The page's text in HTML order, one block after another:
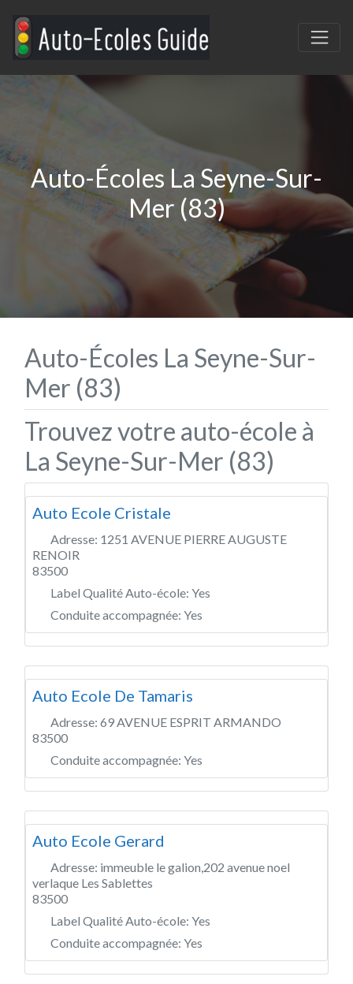
Auto-Écoles La Seyne-Sur-
Mer (83)
Auto-Écoles La Seyne-Sur-
Mer (83)
Trouvez votre auto-école à
La Seyne-Sur-Mer (83)
Auto Ecole Cristale
Adresse: 1251 AVENUE PIERRE AUGUSTE
RENOIR
83500
Label Qualité Auto-école: Yes
Conduite accompagnée: Yes
Auto Ecole De Tamaris
Adresse: 69 AVENUE ESPRIT ARMANDO
83500
Conduite accompagnée: Yes
Auto Ecole Gerard
Adresse: immeuble le galion,202 avenue noel
verlaque Les Sablettes
83500
Label Qualité Auto-école: Yes
Conduite accompagnée: Yes